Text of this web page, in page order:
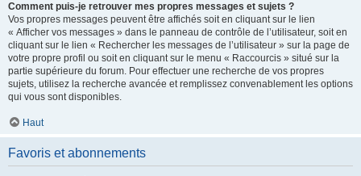
Comment puis-je retrouver mes propres messages et sujets ?
Vos propres messages peuvent être affichés soit en cliquant sur le lien
« Afficher vos messages » dans le panneau de contrôle de l’utilisateur, soit en
cliquant sur le lien « Rechercher les messages de l’utilisateur » sur la page de
votre propre profil ou soit en cliquant sur le menu « Raccourcis » situé sur la
partie supérieure du forum. Pour effectuer une recherche de vos propres
sujets, utilisez la recherche avancée et remplissez convenablement les options
qui vous sont disponibles.
Haut
Favoris et abonnements